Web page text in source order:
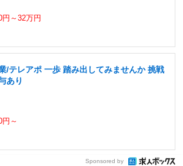
円～32万円
/テレアポ 一歩 踏み出してみませんか 挑戦
あり
円～
Sponsored by